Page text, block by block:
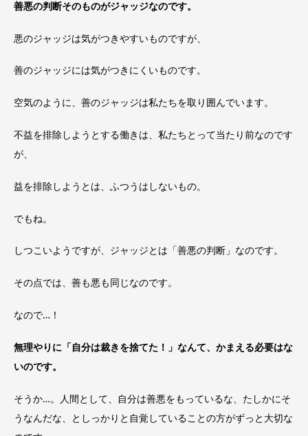
善悪の判断そのものがジャッジなのです。
悪のジャッジは気がつきやすいものですが、
善のジャッジには気がつきにくいものです。
空気のように、善のジャッジは私たちを取り囲んでいます。
不益を排除しようとする働きは、私たちとって当たり前なのです
が、
益を排除しようとは、ふつうはしないもの。
でもね。
しつこいようですが、ジャッジとは「善悪の判断」なのです。
その点では、善も悪も同じなのです。
なので…！
無理やりに「自分は裁きを捨てた！」なんて、かまえる必要はな
いのです。
そうか…。人間として、自分は善悪をもっているな、たしかにそ
うなんだな、としっかりと自覚していることの方がずっと大切な